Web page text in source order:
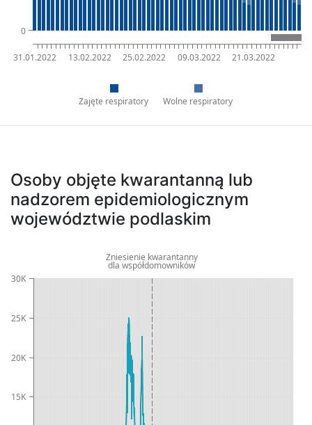
0
31.01.2022 13.02.2022 25.02.2022 09.03.2022 21.03.2022
Zajęte respiratory Wolne respiratory
Osoby objęte kwarantanną lub
nadzorem epidemiologicznym
województwie podlaskim
15K
20K
25K
30K
Zniesienie kwarantanny
dla współdomowników